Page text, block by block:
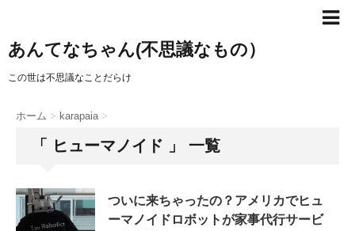
あんてなちゃん(不思議なもの）
この世は不思議なことだらけ
ホーム > karapaia >
「 ヒューマノイド 」 一覧
ついに来ちゃったの？アメリカでヒュ
ーマノイドロボットが家事代行サービ